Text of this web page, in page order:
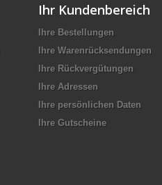
Ihr Kundenbereich
Ihre Bestellungen
Ihre Warenrücksendungen
Ihre Rückvergütungen
Ihre Adressen
Ihre persönlichen Daten
Ihre Gutscheine